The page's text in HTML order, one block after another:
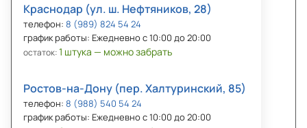
Краснодар (ул. ш. Нефтяников, 28)
телефон: 8 (989) 824 54 24
график работы: Ежедневно с 10:00 до 20:00
остаток:1 штука — можно забрать
Ростов-на-Дону (пер. Халтуринский, 85)
телефон: 8 (988) 540 54 24
график работы: Ежедневно с 10:00 до 20:00